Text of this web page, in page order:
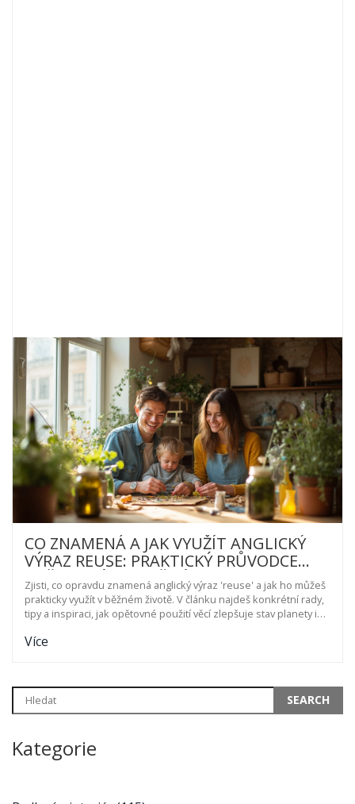
CO ZNAMENÁ A JAK VYUŽÍT ANGLICKÝ
VÝRAZ REUSE: PRAKTICKÝ PRŮVODCE
OPĚTOVNÝM POUŽITÍM
Zjisti, co opravdu znamená anglický výraz 'reuse' a jak ho můžeš
prakticky využít v běžném životě. V článku najdeš konkrétní rady,
tipy a inspiraci, jak opětovné použití věcí zlepšuje stav planety i
pohled na reuse z různých úhlů. Naučíš se, jak drobné změny
Více
Kategorie